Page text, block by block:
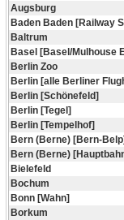
Augsburg
Baden Baden [Railway
Baltrum
Basel [Basel/Mulhouse
Berlin Zoo
Berlin [alle Berliner
Berlin [Schönefeld]
Berlin [Tegel]
Berlin [Tempelhof]
Bern (Berne) [Bern-
Bern (Berne)
Bielefeld
Bochum
Bonn [Wahn]
Borkum